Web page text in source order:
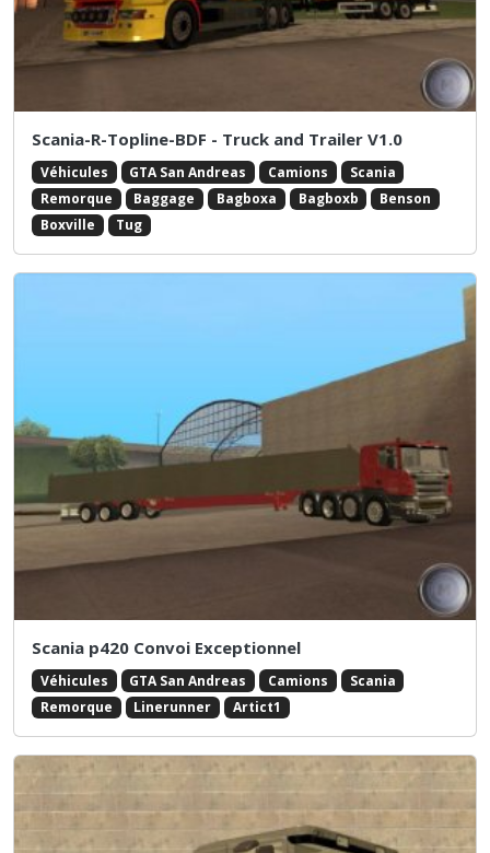
Scania-R-Topline-BDF - Truck and Trailer V1.0
Véhicules GTA San Andreas Camions
Scania
Remorque
Baggage Bagboxa Bagboxb
Benson
Boxville
Tug
Scania p420 Convoi Exceptionnel
Véhicules GTA San Andreas Camions
Scania
Remorque
Linerunner Artict1